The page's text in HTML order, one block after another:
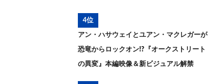
4位
アン・ハサウェイとユアン・マクレガーが
恐竜からロックオン!?『オークストリート
の異変』本編映像＆新ビジュアル解禁